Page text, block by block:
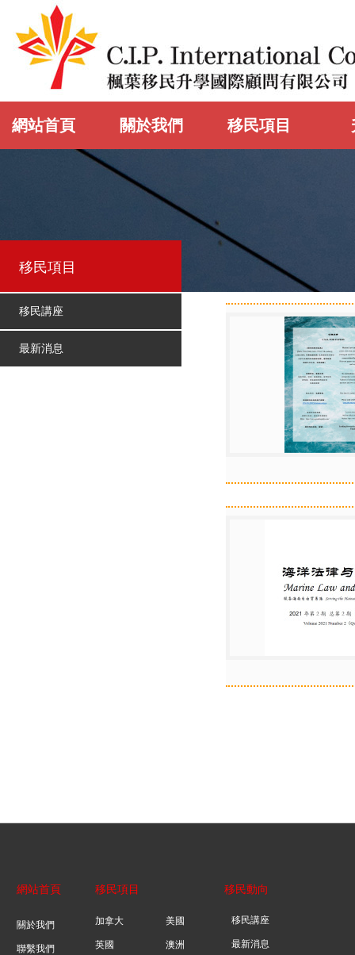
網站首頁 關於我們 移民項目
移民項目
移民講座
最新消息
關於我們
聯繫我們
加拿大 美國
英國 澳洲
移民講座
最新消息
移民項目 移民動向
網站首頁